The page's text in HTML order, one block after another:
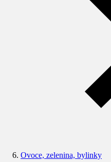
Ovoce, zelenina, bylinky